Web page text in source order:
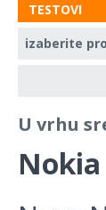
TESTOVI
U vrhu
Nokia